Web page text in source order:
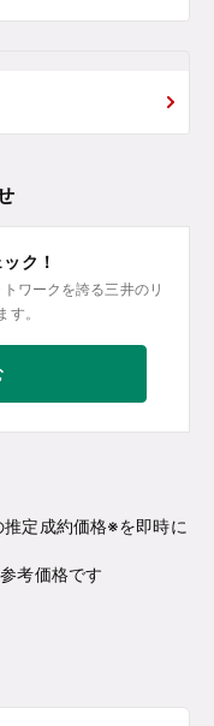
ク！
ワークを誇る三井のリ
。
定成約価格※を即時に
考価格です